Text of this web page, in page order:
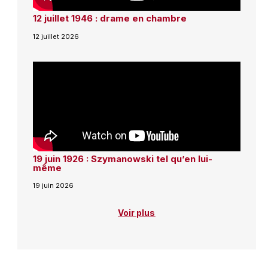
12 juillet 1946 : drame en chambre
12 juillet 2026
19 juin 1926 : Szymanowski tel qu’en lui-
même
19 juin 2026
Voir plus